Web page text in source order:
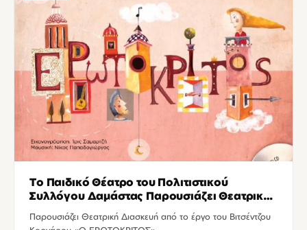
Το Παιδικό Θέατρο του Πολιτιστικού
Συλλόγου Δαμάστας Παρουσιάζει Θεατρική
Διασκευή από το έργο του Βιτσέντζου
Κορνάρου «Ο ΕΡΩΤΟΚΡΙΤΟΣ»
Παρουσιάζει Θεατρική Διασκευή από το έργο του Βιτσέντζου